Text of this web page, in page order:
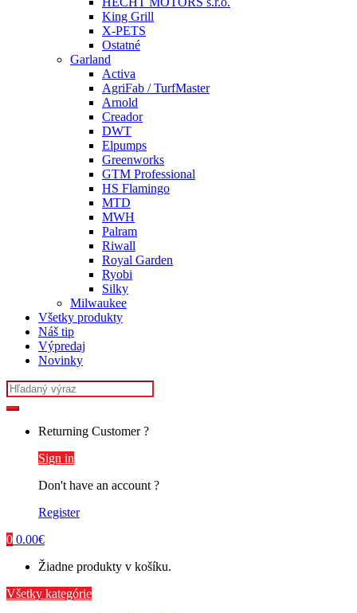
King Grill
X-PETS
Ostatné
Garland
Activa
AgriFab / TurfMaster
Arnold
Creador
DWT
Elpumps
Greenworks
GTM Professional
HS Flamingo
MTD
MWH
Palram
Riwall
Royal Garden
Ryobi
Silky
Milwaukee
Všetky produkty
Náš tip
Výpredaj
Novinky
Search
for:
Returning Customer ?
Sign in
Don't have an account ?
Register
0 0.00€
Žiadne produkty v košíku.
Všetky kategórie